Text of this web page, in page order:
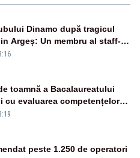
Dinamo după tragicul
Argeș: Un membru al staff-
a murit, antrenorul Adrian
toamnă a Bacalaureatului
cu evaluarea competențelor
română
peste 1.250 de operatori